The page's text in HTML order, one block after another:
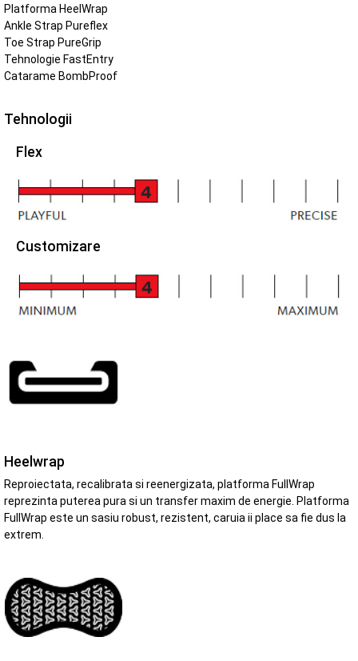
Platforma HeelWrap
Ankle Strap Pureflex
Toe Strap PureGrip
Tehnologie FastEntry
Catarame BombProof
Tehnologii
Flex
Customizare
Heelwrap
Reproiectata, recalibrata si reenergizata, platforma FullWrap
reprezinta puterea pura si un transfer maxim de energie. Platforma
FullWrap este un sasiu robust, rezistent, caruia ii place sa fie dus la
extrem.